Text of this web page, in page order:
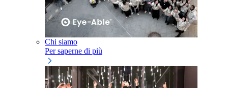
Chi siamo
Per saperne di più